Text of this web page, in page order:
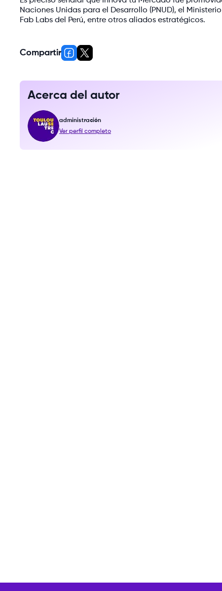
Naciones Unidas para el Desarrollo (PNUD), el
Fab Labs del Perú, entre otros aliados estratégicos.
Compartir
Acerca del autor
administración
Ver perfil completo